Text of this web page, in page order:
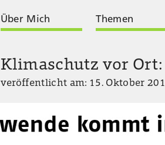
Über Mich Themen
Klimaschutz vor
veröffentlicht am: 15. Oktober